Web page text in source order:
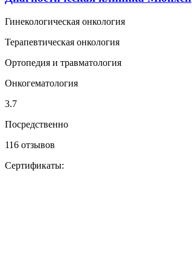
Гинекологическая онкология
Терапевтическая онкология
Ортопедия и травматология
Онкогематология
3.7
Посредственно
116 отзывов
Сертификаты: